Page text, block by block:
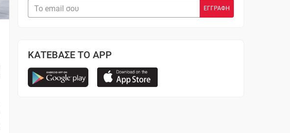
ΚΑΤΕΒΑΣΕ ΤΟ APP